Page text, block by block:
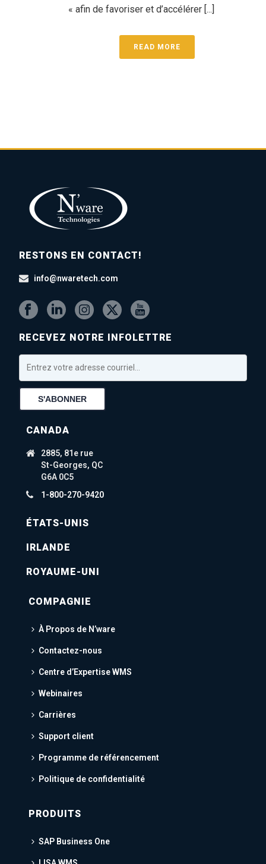
« afin de favoriser et d’accélérer [...]
READ MORE
RESTONS EN CONTACT!
info@nwaretech.com
RECEVEZ NOTRE INFOLETTRE
CANADA
2885, 81e rue
St-Georges, QC
G6A 0C5
1-800-270-9420
ÉTATS-UNIS
IRLANDE
ROYAUME-UNI
COMPAGNIE
À Propos de N’ware
Contactez-nous
Centre d’Expertise WMS
Webinaires
Carrières
Support client
Programme de référencement
Politique de confidentialité
PRODUITS
SAP Business One